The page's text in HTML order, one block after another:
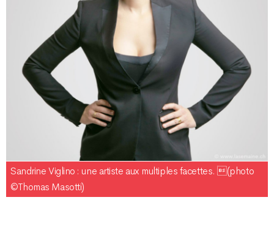
Sandrine Viglino : une artiste aux multiples facettes. (photo
©Thomas Masotti)